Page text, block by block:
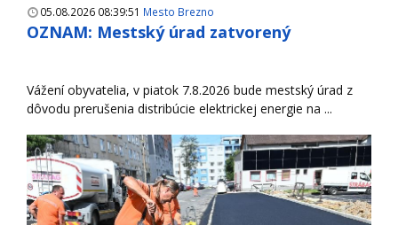
05.08.2026 08:39:51 Mesto Brezno
OZNAM: Mestský úrad zatvorený
Vážení obyvatelia, v piatok 7.8.2026 bude mestský úrad z
dôvodu prerušenia distribúcie elektrickej energie na ...